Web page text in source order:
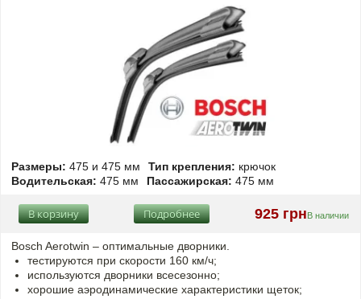
Размеры: 475 и 475 мм Тип крепления: крючок
Водительская: 475 мм Пассажирская: 475 мм
925 грн В наличии
Подробнее
В корзину
Bosch Aerotwin – оптимальные дворники.
тестируются при скорости 160 км/ч;
используются дворники всесезонно;
хорошие аэродинамические характеристики щеток;